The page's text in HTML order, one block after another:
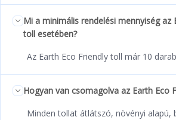
Mi a minimális rendelési mennyiség az
toll esetében?
Az Earth Eco Friendly toll már 10
Hogyan van csomagolva az Earth Eco
Minden tollat átlátszó, növényi alapú,